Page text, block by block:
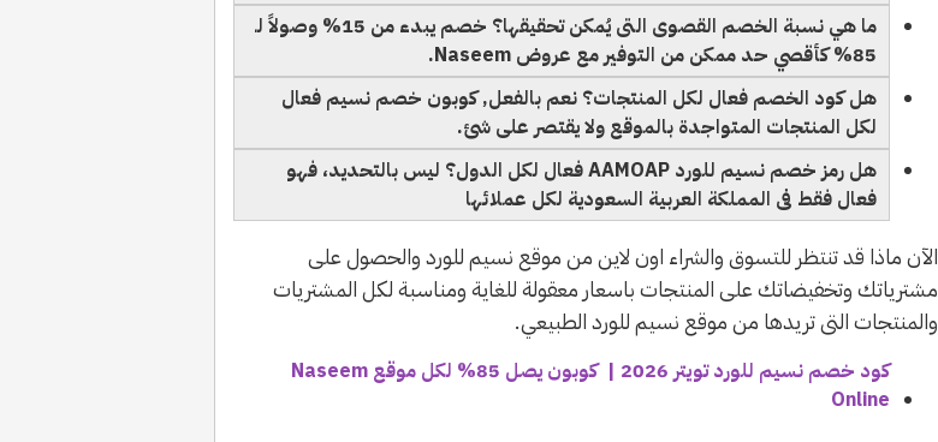
ما هي نسبة الخصم القصوى التى يُمكن تحقيقها؟ خصم يبدء من 15% وصولاً لـ
85% كأقصي حد ممكن من التوفير مع عروض Naseem.
هل كود الخصم فعال لكل المنتجات؟ نعم بالفعل, كوبون خصم نسيم فعال
لكل المنتجات المتواجدة بالموقع ولا يقتصر على شئ.
هل رمز خصم نسيم للورد AAMOAP فعال لكل الدول؟ ليس بالتحديد، فهو
فعال فقط فى المملكة العربية السعودية لكل عملائها
الآن ماذا قد تنتظر للتسوق والشراء اون لاين من موقع نسيم للورد والحصول على
مشترياتك وتخفيضاتك على المنتجات باسعار معقولة للغاية ومناسبة لكل المشتريات
والمنتجات التى تريدها من موقع نسيم للورد الطبيعي.
كود خصم نسيم للورد تويتر 2026 | كوبون يصل 85% لكل موقع Naseem
Online